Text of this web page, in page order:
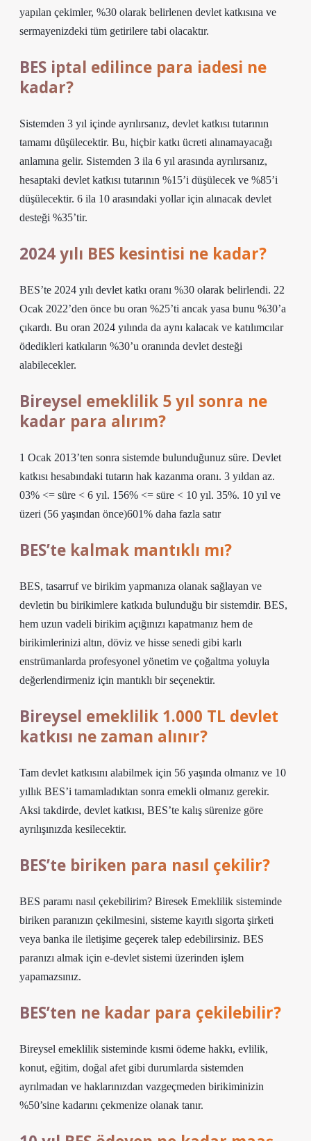
yapılan çekimler, %30 olarak belirlenen devlet katkısına ve
sermayenizdeki tüm getirilere tabi olacaktır.
BES iptal edilince para iadesi ne
kadar?
Sistemden 3 yıl içinde ayrılırsanız, devlet katkısı tutarının
tamamı düşülecektir. Bu, hiçbir katkı ücreti alınamayacağı
anlamına gelir. Sistemden 3 ila 6 yıl arasında ayrılırsanız,
hesaptaki devlet katkısı tutarının %15’i düşülecek ve %85’i
düşülecektir. 6 ila 10 arasındaki yollar için alınacak devlet
desteği %35’tir.
2024 yılı BES kesintisi ne kadar?
BES’te 2024 yılı devlet katkı oranı %30 olarak belirlendi. 22
Ocak 2022’den önce bu oran %25’ti ancak yasa bunu %30’a
çıkardı. Bu oran 2024 yılında da aynı kalacak ve katılımcılar
ödedikleri katkıların %30’u oranında devlet desteği
alabilecekler.
Bireysel emeklilik 5 yıl sonra ne
kadar para alırım?
1 Ocak 2013’ten sonra sistemde bulunduğunuz süre. Devlet
katkısı hesabındaki tutarın hak kazanma oranı. 3 yıldan az.
03% <= süre < 6 yıl. 156% <= süre < 10 yıl. 35%. 10 yıl ve
üzeri (56 yaşından önce)601% daha fazla satır
BES’te kalmak mantıklı mı?
BES, tasarruf ve birikim yapmanıza olanak sağlayan ve
devletin bu birikimlere katkıda bulunduğu bir sistemdir. BES,
hem uzun vadeli birikim açığınızı kapatmanız hem de
birikimlerinizi altın, döviz ve hisse senedi gibi karlı
enstrümanlarda profesyonel yönetim ve çoğaltma yoluyla
değerlendirmeniz için mantıklı bir seçenektir.
Bireysel emeklilik 1.000 TL devlet
katkısı ne zaman alınır?
Tam devlet katkısını alabilmek için 56 yaşında olmanız ve 10
yıllık BES’i tamamladıktan sonra emekli olmanız gerekir.
Aksi takdirde, devlet katkısı, BES’te kalış sürenize göre
ayrılışınızda kesilecektir.
BES’te biriken para nasıl çekilir?
BES paramı nasıl çekebilirim? Biresek Emeklilik sisteminde
biriken paranızın çekilmesini, sisteme kayıtlı sigorta şirketi
veya banka ile iletişime geçerek talep edebilirsiniz. BES
paranızı almak için e-devlet sistemi üzerinden işlem
yapamazsınız.
BES’ten ne kadar para çekilebilir?
Bireysel emeklilik sisteminde kısmi ödeme hakkı, evlilik,
konut, eğitim, doğal afet gibi durumlarda sistemden
ayrılmadan ve haklarınızdan vazgeçmeden birikiminizin
%50’sine kadarını çekmenize olanak tanır.